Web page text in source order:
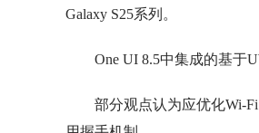
Galaxy S25系列。
One UI 8.5中集成的基于
部分观点认为应优化Wi-